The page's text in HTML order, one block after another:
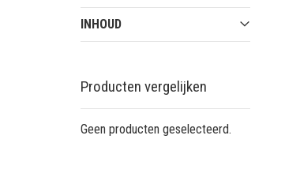
INHOUD
Producten vergelijken
Geen producten geselecteerd.